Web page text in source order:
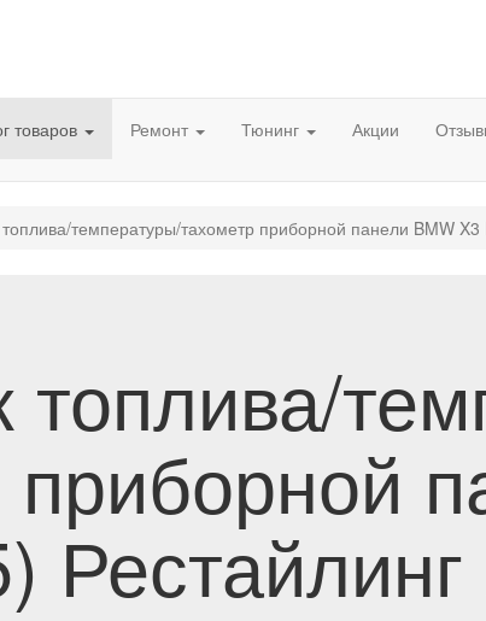
товаров Ремонт Тюнинг Акции
температуры/тахометр приборной панели BMW
топлива/
приборной